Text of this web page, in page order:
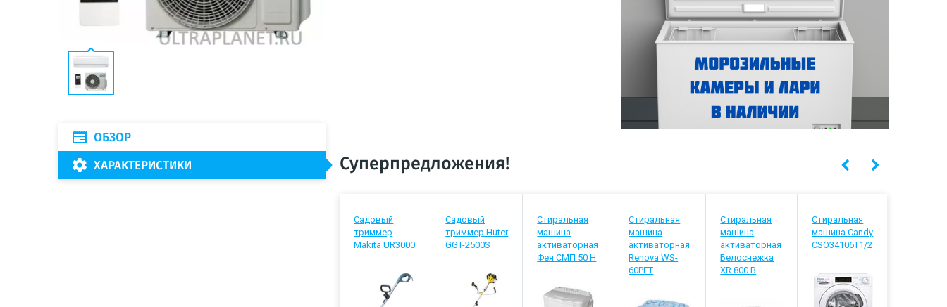
ОБЗОР
ХАРАКТЕРИСТИКИ Суперпредложения!
Садовый
триммер
Makita UR3000
Садовый
триммер Huter
GGT-2500S
Стиральная
машина
активаторная
Фея СМП 50 Н
Стиральная
машина
активаторная
Renova WS-
60PET
Стиральная
машина
активаторная
Белоснежка
XR 800 B
Стиральная
машина Candy
CSO34106T1/2